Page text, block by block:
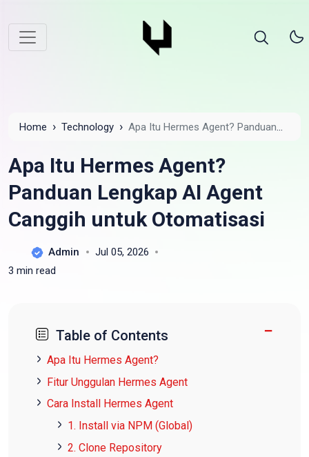
Home › Technology › Apa Itu Hermes Agent? Panduan
Apa Itu Hermes Agent?
Panduan Lengkap AI Agent
Canggih untuk Otomatisasi
Admin
Jul 05, 2026
3 min read
Table of Contents −
Apa Itu Hermes Agent?
Fitur Unggulan Hermes Agent
Cara Install Hermes Agent
1. Install via NPM (Global)
2. Clone Repository